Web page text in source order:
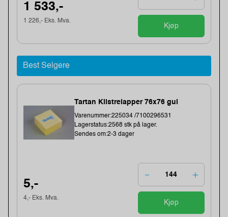
1 533,-
1 226,- Eks. Mva.
Kjøp
Best Selgere
Tartan Klistrelapper 76x76 gul
Varenummer:225034 /7100296531
Lagerstatus:2568 stk på lager.
Sendes om:2-3 dager
5,-
4,- Eks. Mva.
Kjøp